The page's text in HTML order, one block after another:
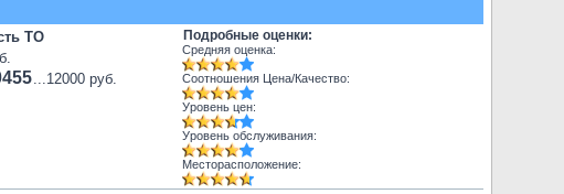
ТО
...12000 руб.
Подробные оценки:
Средняя оценка:
Соотношения Цена/Качество:
Уровень цен:
Уровень обслуживания:
Месторасположение: